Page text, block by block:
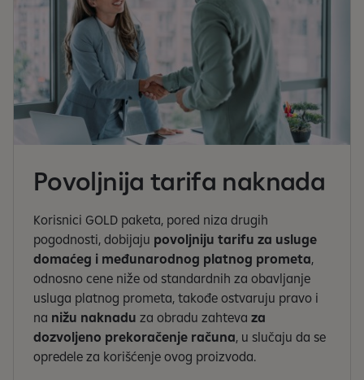
Povoljnija tarifa naknada
Korisnici GOLD paketa, pored niza drugih
pogodnosti, dobijaju povoljniju tarifu za usluge
domaćeg i međunarodnog platnog prometa,
odnosno cene niže od standardnih za obavljanje
usluga platnog prometa, takođe ostvaruju pravo i
na nižu naknadu za obradu zahteva za
dozvoljeno prekoračenje računa, u slučaju da se
opredele za korišćenje ovog proizvoda.